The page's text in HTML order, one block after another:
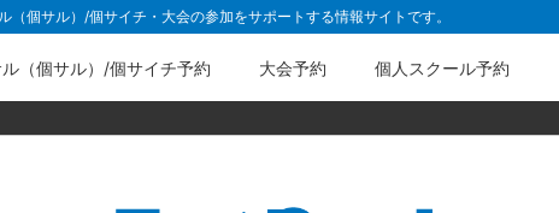
個サル）/個サイチ・大会の参加をサポートする情報サイトです。
（個サル）/個サイチ予約 大会予約 個人スクール予約